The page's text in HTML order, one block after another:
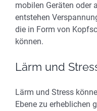
mobilen Geräten oder
entstehen
die in Form von
können.
Lärm und
Lärm und Stress
Ebene zu erheblichen